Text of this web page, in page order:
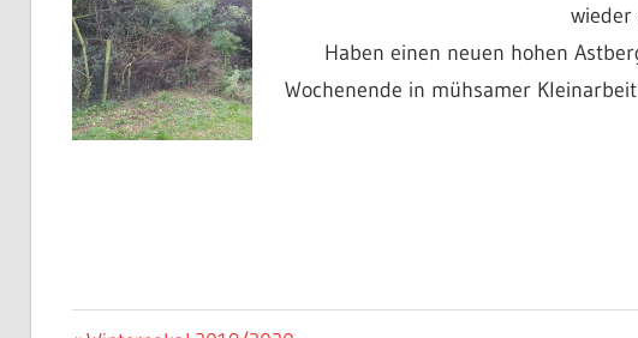
wieder
Haben einen neuen hohen
Wochenende in mühsamer
VFB